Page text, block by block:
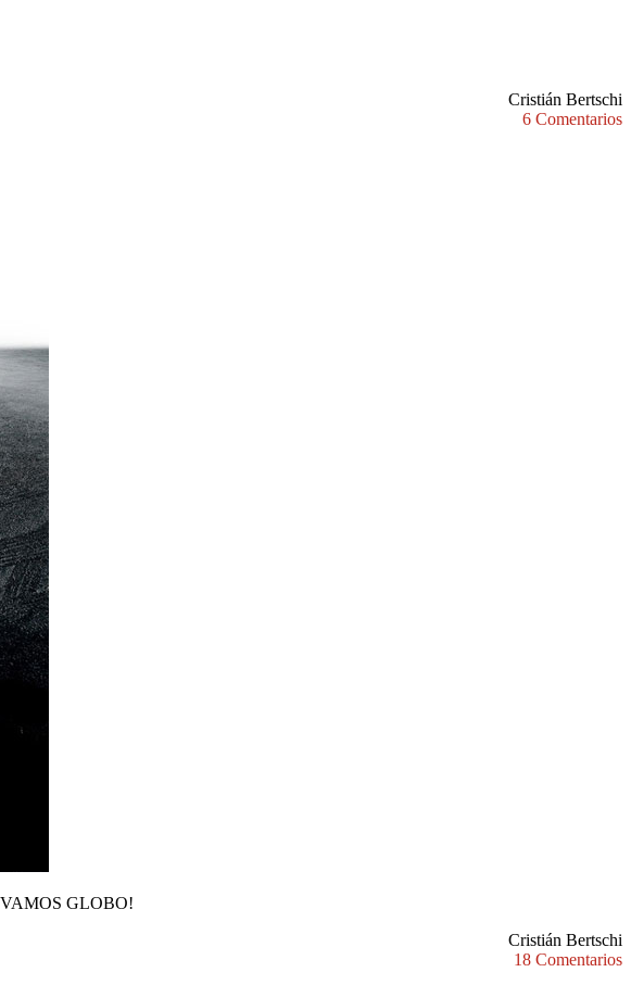
Cristián Bertschi
6 Comentarios
GLOBO!
Cristián Bertschi
18 Comentarios